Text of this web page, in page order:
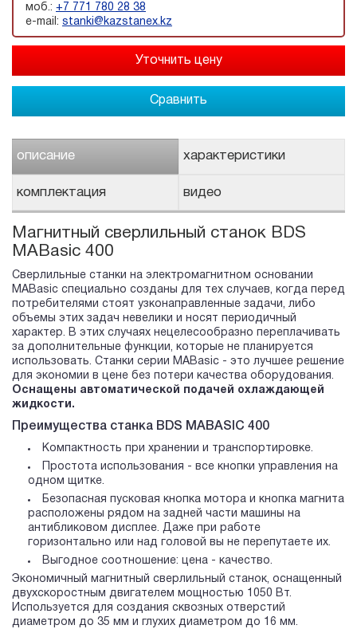
моб.: +7 771 780 28 38
e-mail: stanki@kazstanex.kz
Сравнить
описание характеристики
комплектация видео
Магнитный сверлильный станок BDS
MABasic 400
Сверлильные станки на электромагнитном основании
MABasic специально созданы для тех случаев, когда перед
потребителями стоят узконаправленные задачи, либо
объемы этих задач невелики и носят периодичный
характер. В этих случаях нецелесообразно переплачивать
за дополнительные функции, которые не планируется
использовать. Станки серии MABasic - это лучшее решение
для экономии в цене без потери качества оборудования.
Оснащены автоматической подачей охлаждающей
жидкости.
Преимущества станка BDS MABASIC 400
Компактность при хранении и транспортировке.
Простота использования - все кнопки управления на
одном щитке.
Безопасная пусковая кнопка мотора и кнопка магнита
расположены рядом на задней части машины на
антибликовом дисплее. Даже при работе
горизонтально или над головой вы не перепутаете их.
Выгодное соотношение: цена - качество.
Экономичный магнитный сверлильный станок, оснащенный
двухскоростным двигателем мощностью 1050 Вт.
Используется для создания сквозных отверстий
диаметром до 35 мм и глухих диаметром до 16 мм.